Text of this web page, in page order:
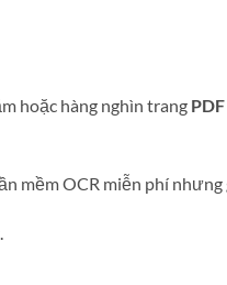
hoặc hàng nghìn trang
mềm OCR miễn phí nhưng